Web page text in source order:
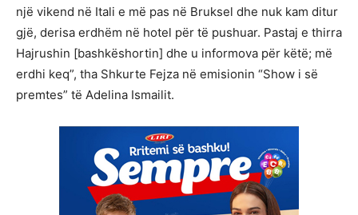
një vikend në Itali e më pas në Bruksel dhe nuk kam ditur
gjë, derisa erdhëm në hotel për të pushuar. Pastaj e thirra
Hajrushin [bashkëshortin] dhe u informova për këtë; më
erdhi keq”, tha Shkurte Fejza në emisionin “Show i së
premtes” të Adelina Ismailit.